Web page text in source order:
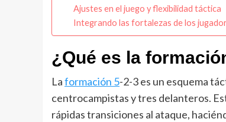
Ajustes en el juego y flexibilidad táctica
Integrando las fortalezas de los
¿Qué es la
Laformación 5-2-3 es un esquema
centrocampistas y tres delanteros.
rápidas transiciones al ataque,